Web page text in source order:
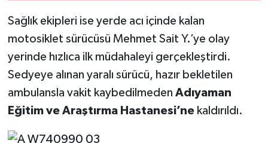
Sağlık ekipleri ise yerde acı içinde kalan
motosiklet sürücüsü Mehmet Sait Y.’ye olay
yerinde hızlıca ilk müdahaleyi gerçekleştirdi.
Sedyeye alınan yaralı sürücü, hazır bekletilen
ambulansla vakit kaybedilmeden Adıyaman
Eğitim ve Araştırma Hastanesi’nekaldırıldı.